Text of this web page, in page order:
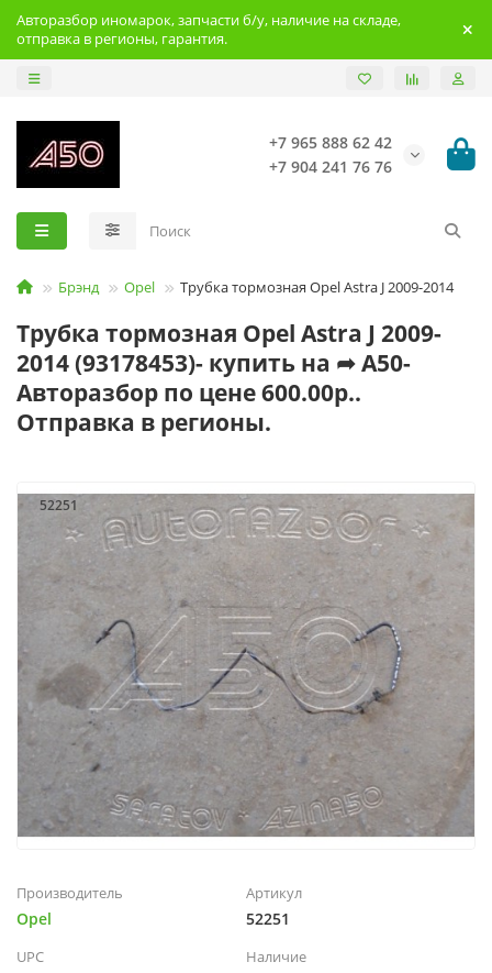
Авторазбор иномарок, запчасти б/у, наличие на складе,
отправка в регионы, гарантия.
+7 965 888 62 42
+7 904 241 76 76
Брэнд Opel Трубка тормозная Opel Astra J 2009-2014
Трубка тормозная Opel Astra J 2009-
2014 (93178453)- купить на ➦ А50-
Авторазбор по цене 600.00р..
Отправка в регионы.
52251
Производитель
Opel
Артикул
52251
UPC Наличие